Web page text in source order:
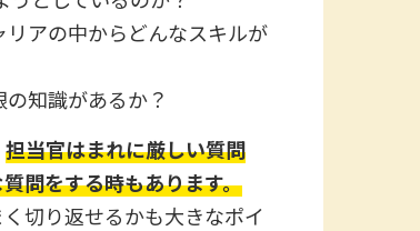
アの中からどんなスキルが
知識があるか？
担当官はまれに厳しい質問
問をする時もあります。
切り返せるかも大きなポイ